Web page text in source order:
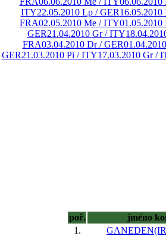
ITY22.05.2010 Lp / GER
FRA02.05.2010 Me / ITY
GER21.04.2010 Gr / ITY
FRA03.04.2010 Dr / GER
GER21.03.2010 Pi / ITY17.03.2010 Gr /
poř. jméno
1.